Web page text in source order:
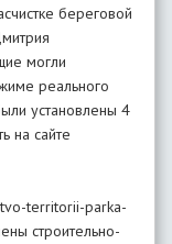
береговой
могли
реального
установлены 4
на сайте
territorii-parka-
строительно-